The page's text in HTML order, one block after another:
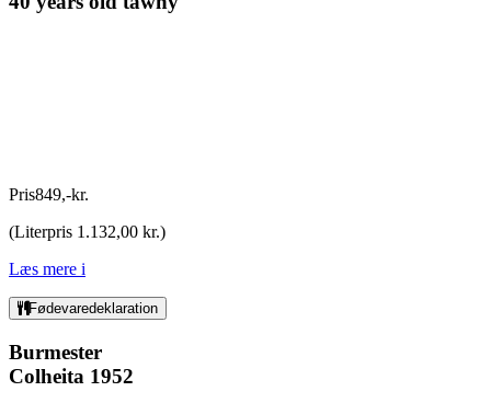
Pris849,-kr.
(Literpris 1.132,00 kr.)
Læs mere i
Fødevaredeklaration
Burmester
Colheita 1952